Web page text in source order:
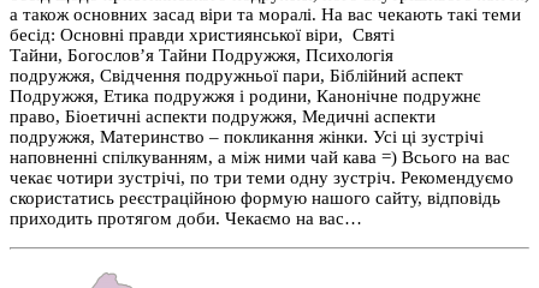
а також основних засад віри та моралі. На вас чекають такі теми
бесід: Основні правди християнської віри, Святі
Тайни, Богослов’я Тайни Подружжя, Психологія
подружжя, Свідчення подружньої пари, Біблійний аспект
Подружжя, Етика подружжя і родини, Канонічне подружнє
право, Біоетичні аспекти подружжя, Медичні аспекти
подружжя, Материнство – покликання жінки. Усі ці зустрічі
наповненні спілкуванням, а між ними чай кава =) Всього на вас
чекає чотири зустрічі, по три теми одну зустріч. Рекомендуємо
скористатись реєстраційною формую нашого сайту, відповідь
приходить протягом доби. Чекаємо на вас…